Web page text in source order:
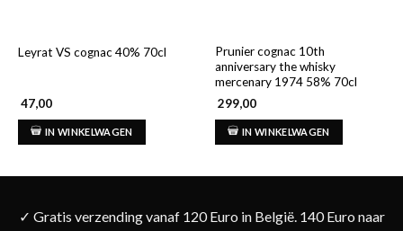
Leyrat VS cognac 40% 70cl
47,00
IN WINKELWAGEN
Prunier cognac 10th
anniversary the whisky
mercenary 1974 58% 70cl
299,00
IN WINKELWAGEN
✓ Gratis verzending vanaf 120 Euro in België. 140 Euro naar